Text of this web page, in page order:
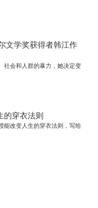
利，实际上只不过是
音乐和哲学专家罢
他所有部分，所有
能力、驱动力、愿
它们统合起来，并
来将近一百年的时
》难读，有很大一部
烈的现代性表述产
过于 “先锋” 的写法
恰恰高度集中在了
文学奖获得者韩江作
社会和人群的暴力，她决定变
的穿衣法则
能改变人生的穿衣法则，写给